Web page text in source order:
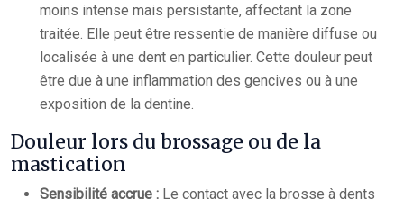
moins intense mais persistante, affectant la zone
traitée. Elle peut être ressentie de manière diffuse ou
localisée à une dent en particulier. Cette douleur peut
être due à une inflammation des gencives ou à une
exposition de la dentine.
Douleur lors du brossage ou de la
mastication
Sensibilité accrue : Le contact avec la brosse à dents